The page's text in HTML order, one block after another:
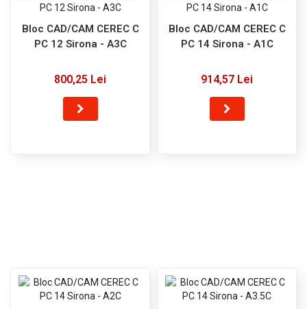
Bloc CAD/CAM CEREC C
PC 12 Sirona - A3C
800,25 Lei
Bloc CAD/CAM CEREC C
PC 14 Sirona - A1C
914,57 Lei